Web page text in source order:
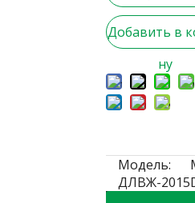
Добавить в
ну
Модель:
ДЛВЖ-2015